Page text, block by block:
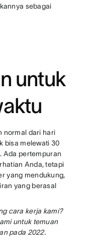
sebagai
untuk
normal dari hari
bisa melewati 30
Ada pertempuran
Anda, tetapi
yang mendukung,
yang berasal
cara kerja kami?
untuk temuan
pada 2022.